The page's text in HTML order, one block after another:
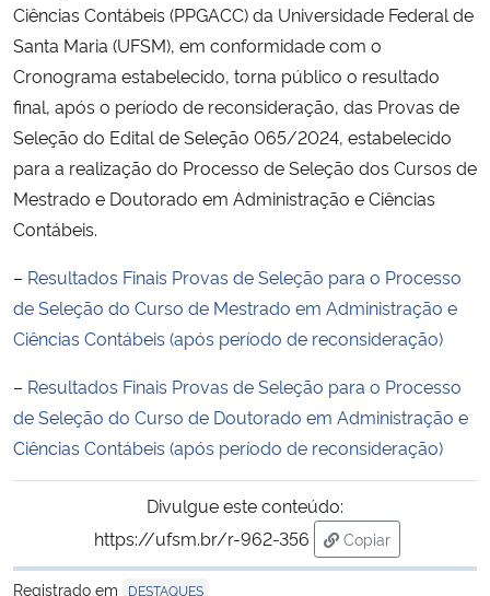
Ministério do Meio Ambiente
Ministério do Turismo
Ministério do Desenvolvimento Regional
Ministério da Mulher, da Família e dos Direitos Humanos
Secretaria-Geral
Secretaria de Governo
Gabinete de Segurança Institucional
Advocacia-Geral da União
Banco Central do Brasil
Ciências Contábeis (PPGACC) da Universidade Federal de
Santa Maria (UFSM), em conformidade com o
Cronograma estabelecido, torna público o resultado
final, após o período de reconsideração, das Provas de
Seleção do Edital de Seleção 065/2024, estabelecido
para a realização do Processo de Seleção dos Cursos de
Mestrado e Doutorado em Administração e Ciências
Contábeis.
– Resultados Finais Provas de Seleção para o Processo
de Seleção do Curso de Mestrado em Administração e
Ciências Contábeis (após período de reconsideração)
– Resultados Finais Provas de Seleção para o Processo
de Seleção do Curso de Doutorado em Administração e
Ciências Contábeis (após período de reconsideração)
Divulgue este conteúdo:
https://ufsm.br/r-962-356
Copiar
para área de
Registrado em
DESTAQUES